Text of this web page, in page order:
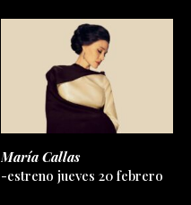
María Callas
-estreno jueves 20 febrero